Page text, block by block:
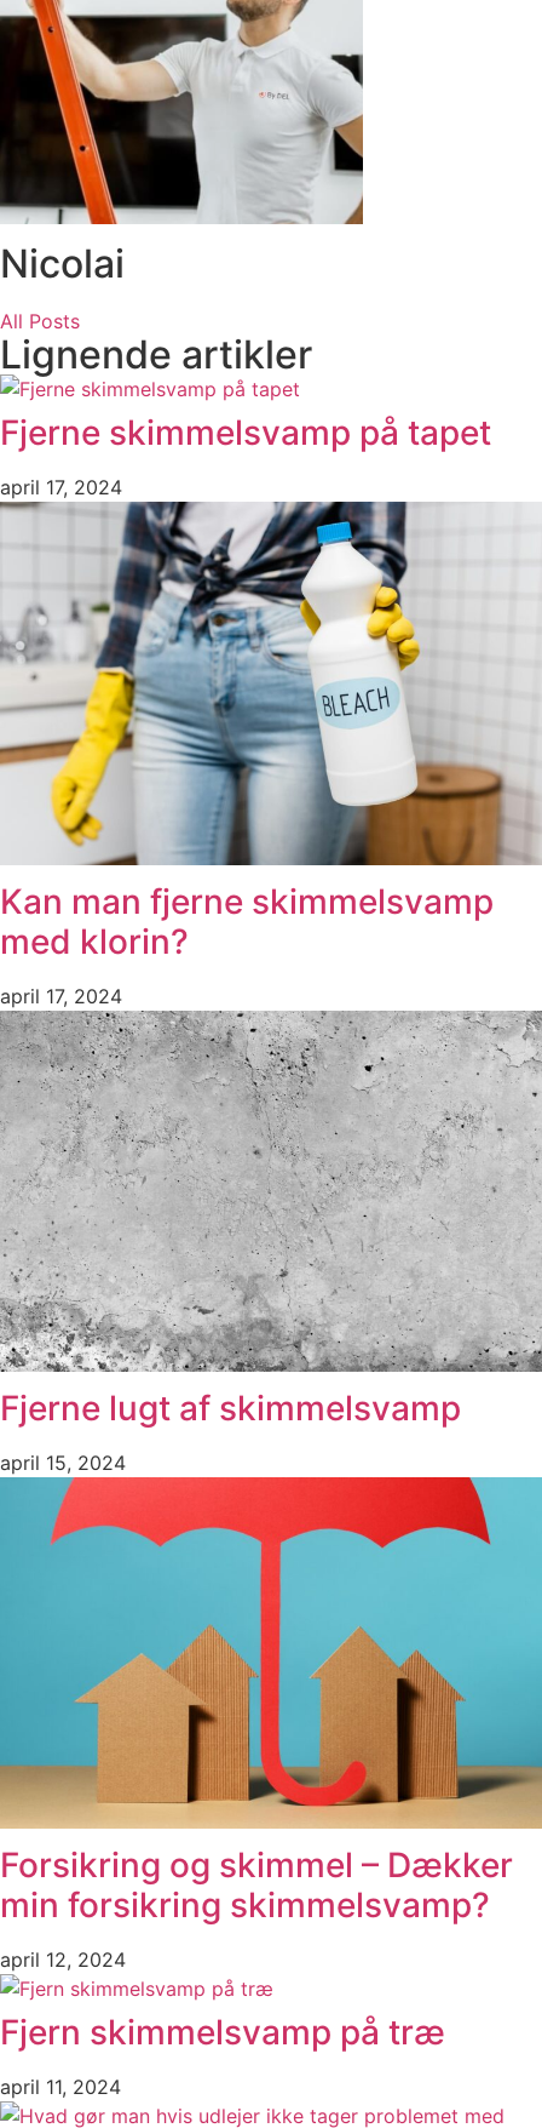
Nicolai
All Posts
Lignende artikler
Fjerne skimmelsvamp på tapet
april 17, 2024
Kan man fjerne skimmelsvamp
med klorin?
april 17, 2024
Fjerne lugt af skimmelsvamp
april 15, 2024
Forsikring og skimmel – Dækker
min forsikring skimmelsvamp?
april 12, 2024
Fjern skimmelsvamp på træ
april 11, 2024